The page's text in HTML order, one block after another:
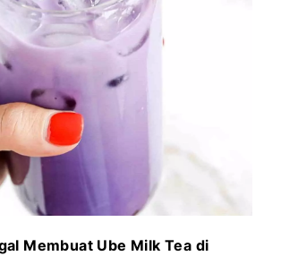
Membuat Ube Milk Tea di